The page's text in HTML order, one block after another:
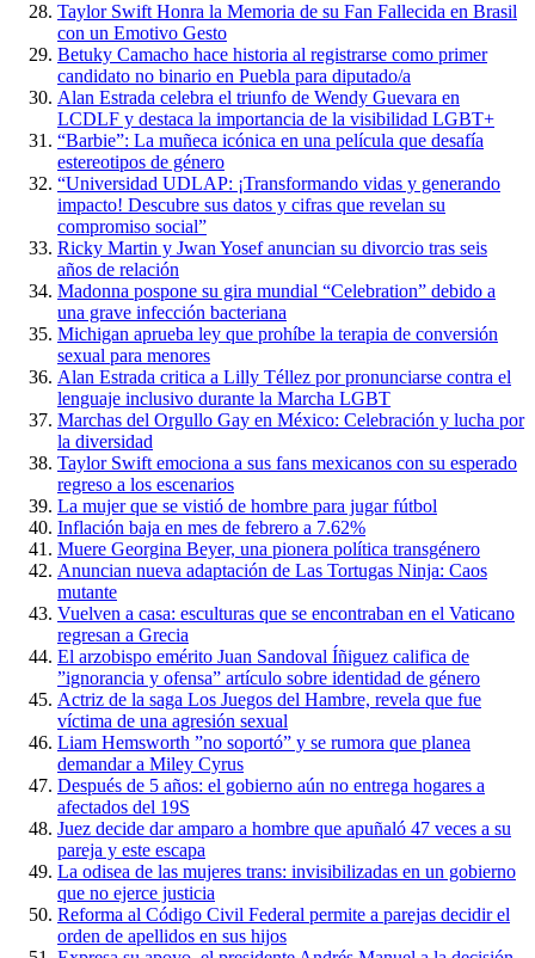
Taylor Swift Honra la Memoria de su Fan Fallecida en Brasil
con un Emotivo Gesto
Betuky Camacho hace historia al registrarse como primer
candidato no binario en Puebla para diputado/a
Alan Estrada celebra el triunfo de Wendy Guevara en
LCDLF y destaca la importancia de la visibilidad LGBT+
“Barbie”: La muñeca icónica en una película que desafía
estereotipos de género
“Universidad UDLAP: ¡Transformando vidas y generando
impacto! Descubre sus datos y cifras que revelan su
compromiso social”
Ricky Martin y Jwan Yosef anuncian su divorcio tras seis
años de relación
Madonna pospone su gira mundial “Celebration” debido a
una grave infección bacteriana
Michigan aprueba ley que prohíbe la terapia de conversión
sexual para menores
Alan Estrada critica a Lilly Téllez por pronunciarse contra el
lenguaje inclusivo durante la Marcha LGBT
Marchas del Orgullo Gay en México: Celebración y lucha por
la diversidad
Taylor Swift emociona a sus fans mexicanos con su esperado
regreso a los escenarios
La mujer que se vistió de hombre para jugar fútbol
Inflación baja en mes de febrero a 7.62%
Muere Georgina Beyer, una pionera política transgénero
Anuncian nueva adaptación de Las Tortugas Ninja: Caos
mutante
Vuelven a casa: esculturas que se encontraban en el Vaticano
regresan a Grecia
El arzobispo emérito Juan Sandoval Íñiguez califica de
”ignorancia y ofensa” artículo sobre identidad de género
Actriz de la saga Los Juegos del Hambre, revela que fue
víctima de una agresión sexual
Liam Hemsworth ”no soportó” y se rumora que planea
demandar a Miley Cyrus
Después de 5 años: el gobierno aún no entrega hogares a
afectados del 19S
Juez decide dar amparo a hombre que apuñaló 47 veces a su
pareja y este escapa
La odisea de las mujeres trans: invisibilizadas en un gobierno
que no ejerce justicia
Reforma al Código Civil Federal permite a parejas decidir el
orden de apellidos en sus hijos